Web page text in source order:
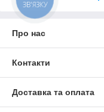
Про нас
Контакти
Доставка та оплата
ЗВ'ЯЗКУ